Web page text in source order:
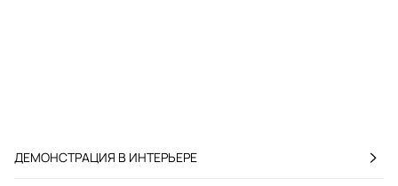
ДЕМОНСТРАЦИЯ В ИНТЕРЬЕРЕ